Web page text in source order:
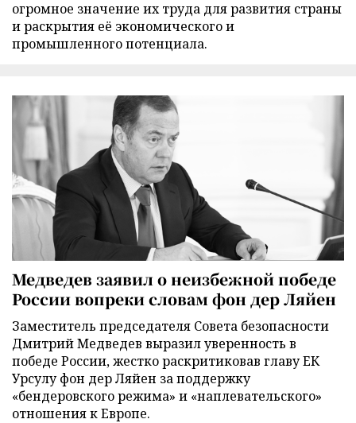
огромное значение их труда для развития страны
и раскрытия её экономического и
промышленного потенциала.
Медведев заявил о неизбежной победе
России вопреки словам фон дер Ляйен
Заместитель председателя Совета безопасности
Дмитрий Медведев выразил уверенность в
победе России, жестко раскритиковав главу ЕК
Урсулу фон дер Ляйен за поддержку
«бендеровского режима» и «наплевательского»
отношения к Европе.